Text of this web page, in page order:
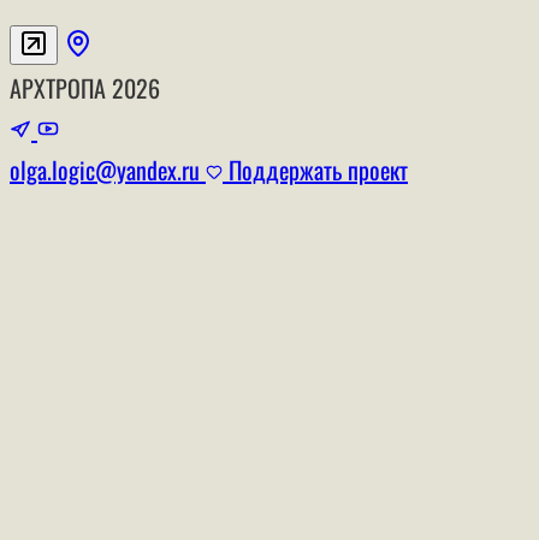
АРХТРОПА 2026
olga.logic@yandex.ru Поддержать проект